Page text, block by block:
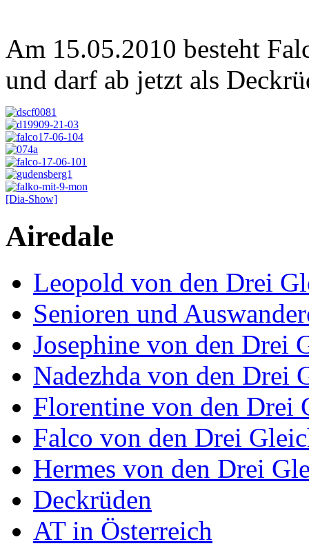
Am 15.05.2010 besteht
und darf ab jetzt als
[Dia-Show]
Airedale
Leopold von den Drei
Senioren und
Josephine von den Drei
Nadezhda von den Drei
Florentine von den Drei
Falco von den Drei
Hermes von den Drei
Deckrüden
AT in Österreich